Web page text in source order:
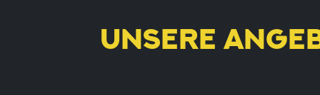
UNSERE